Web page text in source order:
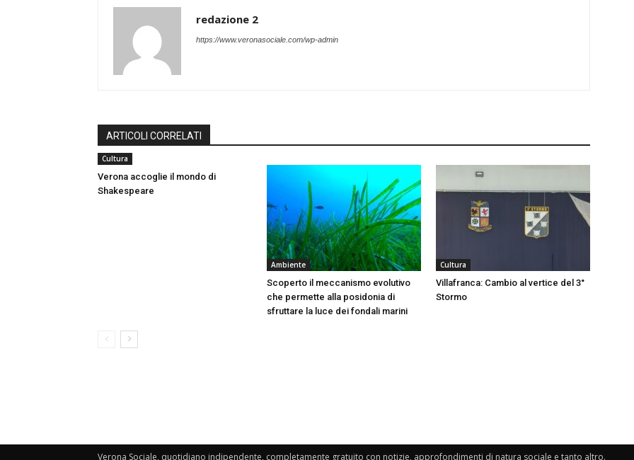
redazione 2
https://www.veronasociale.com/wp-admin
ARTICOLI CORRELATI
Cultura
Verona accoglie il mondo di
Shakespeare
Ambiente
Scoperto il meccanismo evolutivo
che permette alla posidonia di
sfruttare la luce dei fondali marini
Cultura
Villafranca: Cambio al vertice del 3°
Stormo
Verona Sociale, quotidiano indipendente, completamente gratuito con notizie, approfondimenti di natura sociale e tanto altro.